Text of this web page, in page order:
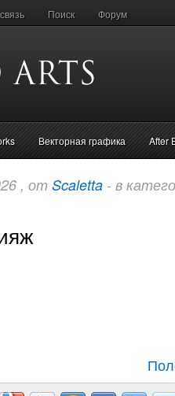
Поиск Форум
Векторная графика After
, от Scaletta - в